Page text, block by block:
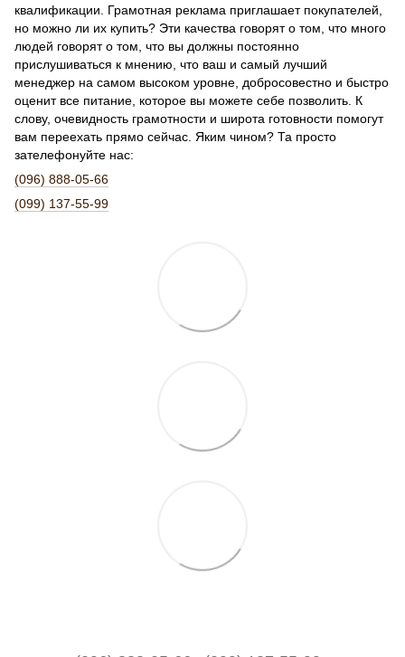
квалификации. Грамотная реклама приглашает покупателей,
но можно ли их купить? Эти качества говорят о том, что много
людей говорят о том, что вы должны постоянно
прислушиваться к мнению, что ваш и самый лучший
менеджер на самом высоком уровне, добросовестно и быстро
оценит все питание, которое вы можете себе позволить. К
слову, очевидность грамотности и широта готовности помогут
вам переехать прямо сейчас. Яким чином? Та просто
зателефонуйте нас:
(096) 888-05-66
(099) 137-55-99